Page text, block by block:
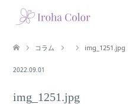
コラム img_1251.jpg
2022.09.01
img_1251.jpg